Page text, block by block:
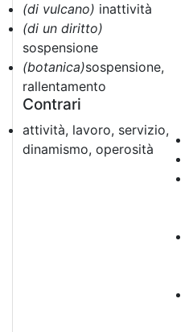
(di vulcano) inattività
(di un diritto)
sospensione
(botanica)sospensione,
rallentamento
Contrari
attività, lavoro, servizio,
dinamismo, operosità